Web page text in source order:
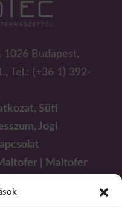
1026 Budapest,
Tel.: (+36 1) 392-
Süti
Jogi
|
Maltofer